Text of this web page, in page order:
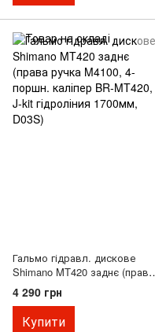
Гальмо гідравл. дискове
Shimano MT420 заднє (права
ручка M4100, 4-поршн.
каліпер BR-MT420, J-kit
гідроліния 1700мм, D03S)
4 290 грн
Купити